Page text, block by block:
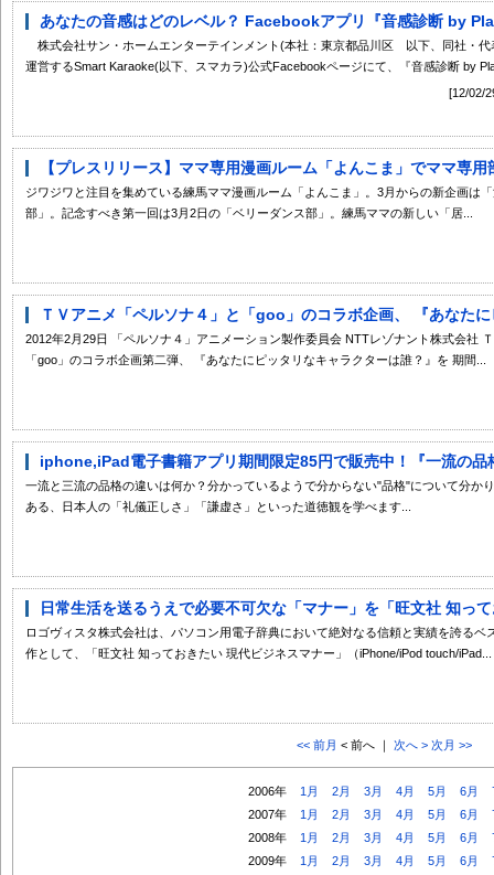
あなたの音感はどのレベル？ Facebookアプリ『音感診断 by
株式会社サン・ホームエンターテインメント(本社：東京都品川区 以下、同社・代
運営するSmart Karaoke(以下、スマカラ)公式Facebookページにて、『音感診断 by
[12/02/
【プレスリリース】ママ専用漫画ルーム「よんこま」でママ専
ジワジワと注目を集めている練馬ママ漫画ルーム「よんこま」。3月からの新企画は
部」。記念すべき第一回は3月2日の「ベリーダンス部」。練馬ママの新しい「居...
ＴＶアニメ「ペルソナ４」と「goo」のコラボ企画、 『あなた
2012年2月29日 「ペルソナ４」アニメーション製作委員会 NTTレゾナント株式会社
「goo」のコラボ企画第二弾、 『あなたにピッタリなキャラクターは誰？』を 期間...
iphone,iPad電子書籍アプリ期間限定85円で販売中！『一流の品
一流と三流の品格の違いは何か？分かっているようで分からない"品格"について分か
ある、日本人の「礼儀正しさ」「謙虚さ」といった道徳観を学べます...
日常生活を送るうえで必要不可欠な「マナー」を「旺文社 知っ
ロゴヴィスタ株式会社は、パソコン用電子辞典において絶対なる信頼と実績を誇る
作として、「旺文社 知っておきたい 現代ビジネスマナー」（iPhone/iPod touch/iPad...
<< 前月 < 前へ ｜ 次へ > 次月 >>
2006年 1月 2月 3月 4月 5月 6月
2007年
1月 2月 3月 4月 5月 6月
2008年
1月 2月 3月 4月 5月 6月
2009年
1月 2月 3月 4月 5月 6月